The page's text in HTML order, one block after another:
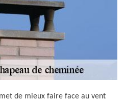
de mieux faire face au vent